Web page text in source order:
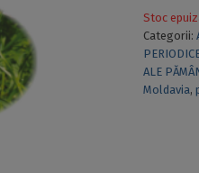
Stoc
Categorii:
ALE
Moldavia,